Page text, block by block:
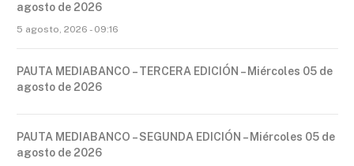
agosto de 2026
5 agosto, 2026 - 09:16
PAUTA MEDIABANCO – TERCERA EDICIÓN – Miércoles 05 de
agosto de 2026
PAUTA MEDIABANCO – SEGUNDA EDICIÓN – Miércoles 05 de
agosto de 2026